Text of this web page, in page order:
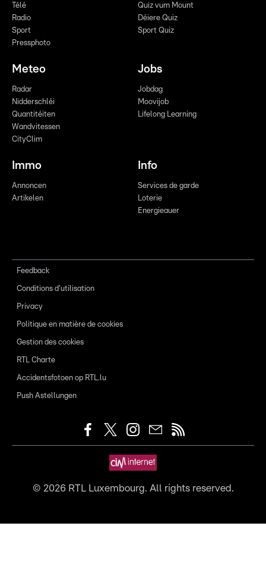
Télé
Radio
Sport
Pressphoto
Quiz vum Mount
Déiere Quiz
Sport Quiz
Meteo
Radar
Nidderschléi
Quantitéiten
Wandvitessen
CityClim
Jobs
Jobdag
Moovijob
Lifelong Learning
Immo
Annoncen
Artikelen
Info
Services de garde
Loterie
Energieauer
Feedback
Conditions d'utilisation
Privacy
Politique en matière de cookies
Gestion des cookies
RTL Charte
Accidentsfotoen op RTL.lu
Push Astellungen
© 2026RTL Luxembourg. All rights reserved.